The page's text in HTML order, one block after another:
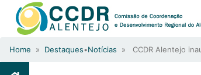
Home » Destaques•Notícias » CCDR Alentejo